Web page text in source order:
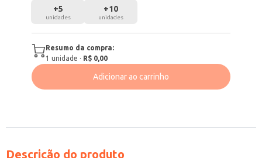
+5
unidades
+10
unidades
Resumo da compra:
1 unidade · R$ 0,00
Adicionar ao carrinho
Descrição do produto